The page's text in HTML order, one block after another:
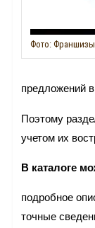
Фото:
предложений
Поэтому
учетом их
В каталоге
подробное
точные